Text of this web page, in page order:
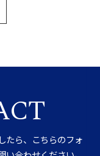
たら、こちらのフォ